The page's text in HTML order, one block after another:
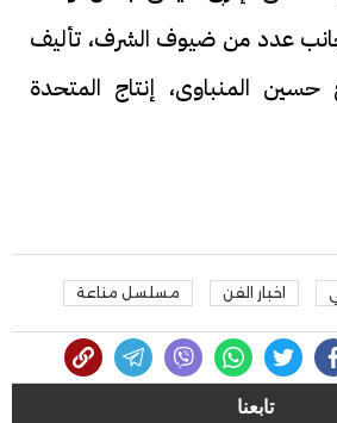
بجانب عدد من ضيوف الشرف، تأليف
حسين المنباوى، إنتاج المتحدة
اخبار الفن مسلسل مناعة
تابعنا